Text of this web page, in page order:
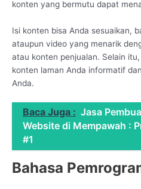
konten yang bermutu dapat
Isi konten bisa Anda sesuaikan,
ataupun video yang menarik
atau konten penjualan. Selain
konten laman Anda informatif
Anda.
Baca Juga : Jasa
Website di Mempawah :
#1
Bahasa